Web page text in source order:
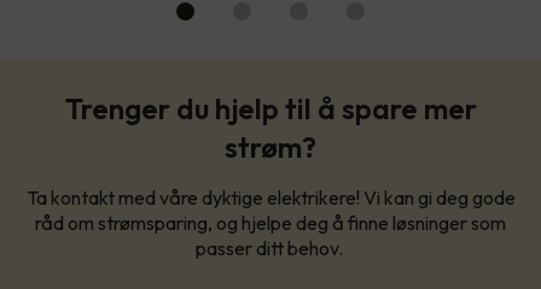
Trenger du hjelp til å spare mer
strøm?
Ta kontakt med våre dyktige elektrikere! Vi kan gi deg gode
råd om strømsparing, og hjelpe deg å finne løsninger som
passer ditt behov.